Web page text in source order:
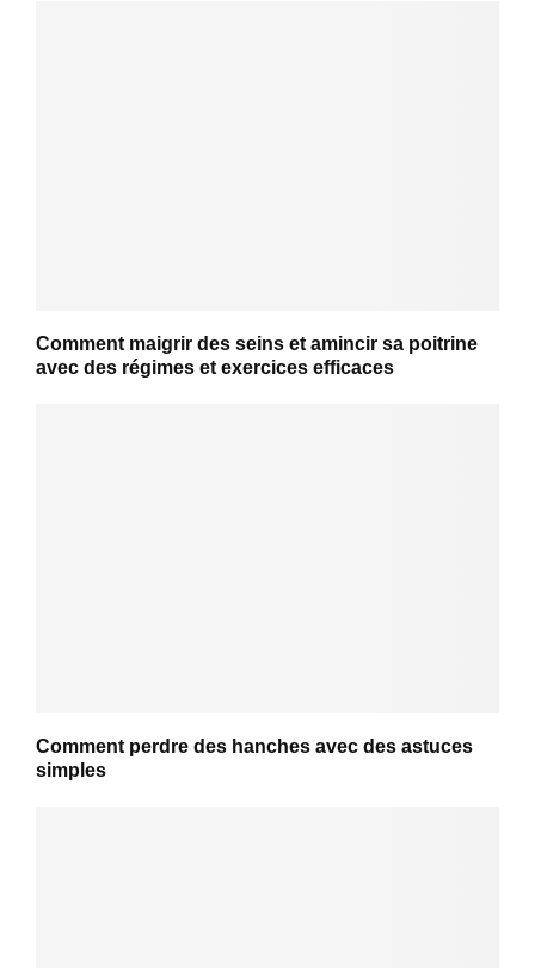
Comment maigrir des seins et amincir sa poitrine
avec des régimes et exercices efficaces
Comment perdre des hanches avec des astuces
simples